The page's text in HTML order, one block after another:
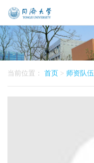
当前位置： 首页 > 师资队伍